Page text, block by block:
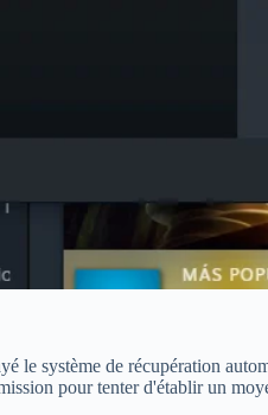
le système de récupération
pour tenter d'établir un